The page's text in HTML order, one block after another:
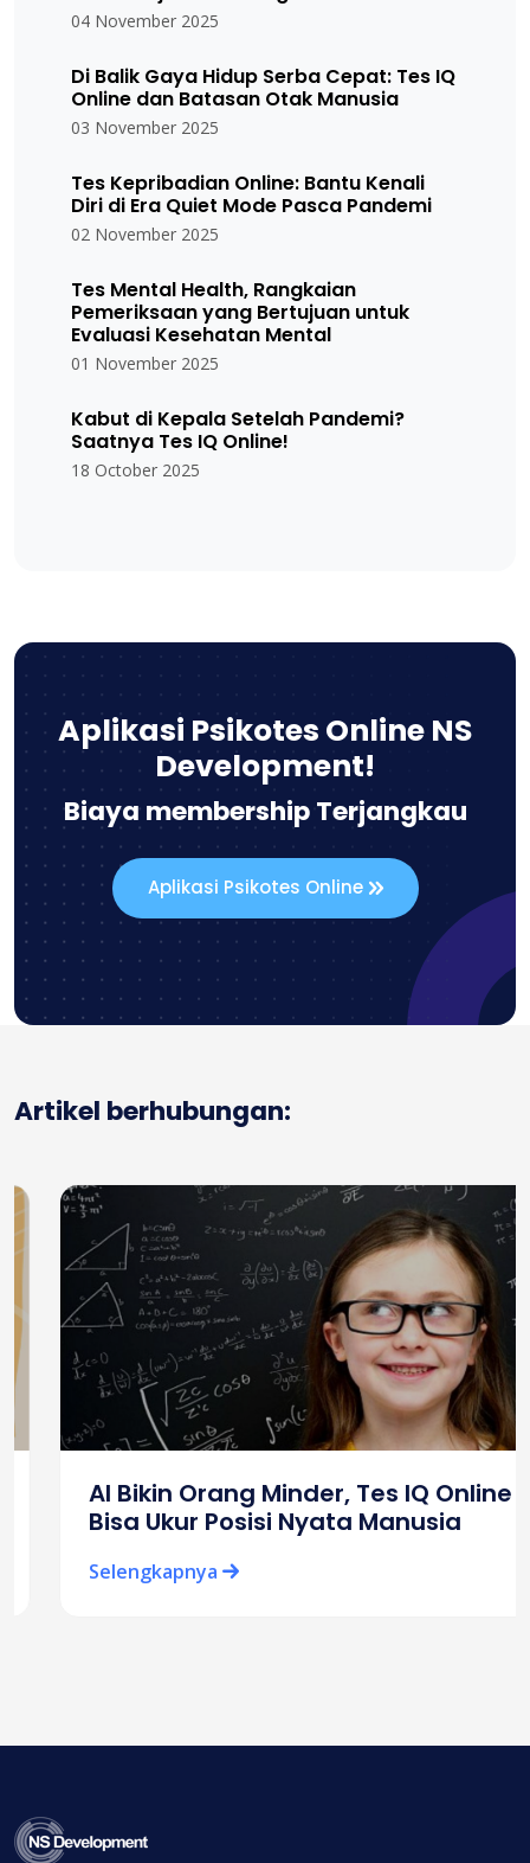
04 November 2025
Di Balik Gaya Hidup Serba Cepat: Tes IQ
Online dan Batasan Otak Manusia
03 November 2025
Tes Kepribadian Online: Bantu Kenali
Diri di Era Quiet Mode Pasca Pandemi
02 November 2025
Tes Mental Health, Rangkaian
Pemeriksaan yang Bertujuan untuk
Evaluasi Kesehatan Mental
01 November 2025
Kabut di Kepala Setelah Pandemi?
Saatnya Tes IQ Online!
18 October 2025
Aplikasi Psikotes Online NS
Development!
Biaya membership Terjangkau
Aplikasi Psikotes Online
Artikel berhubungan:
AI Bikin Orang Minder, Tes IQ Online
Bisa Ukur Posisi Nyata Manusia
Selengkapnya